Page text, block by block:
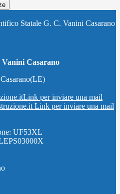
Statale G. C. Vanini Casarano
Vanini Casarano
Link per inviare una mail
Link per inviare una mail
UF53XL